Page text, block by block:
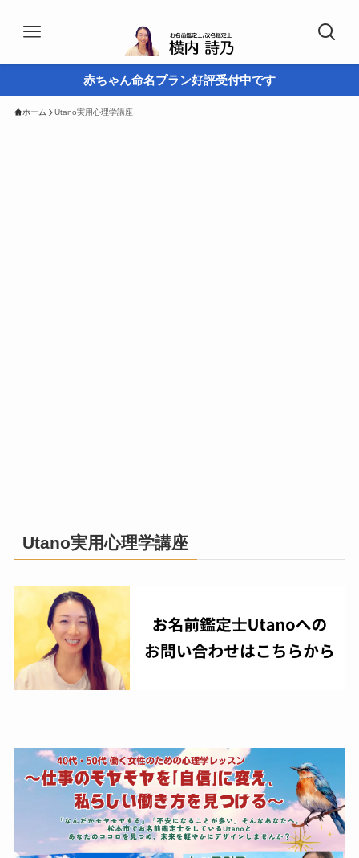
赤ちゃん命名プラン好評受付中です
ホーム Utano実用心理学講座
Utano実用心理学講座